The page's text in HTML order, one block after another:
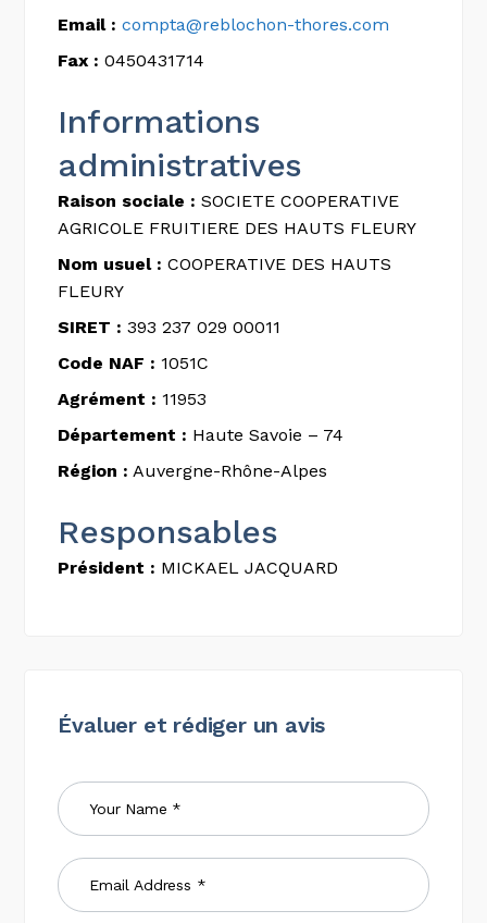
Email : compta@reblochon-thores.com
Fax : 0450431714
Informations
administratives
Raison sociale : SOCIETE COOPERATIVE
AGRICOLE FRUITIERE DES HAUTS FLEURY
Nom usuel : COOPERATIVE DES HAUTS
FLEURY
SIRET : 393 237 029 00011
Code NAF : 1051C
Agrément : 11953
Département : Haute Savoie – 74
Région : Auvergne-Rhône-Alpes
Responsables
Président : MICKAEL JACQUARD
Évaluer et rédiger un avis